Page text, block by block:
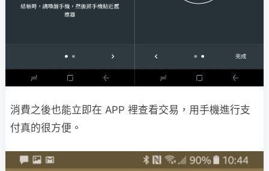
消費之後也能立即在 APP 裡查看交易，用手機進行支
付真的很方便。